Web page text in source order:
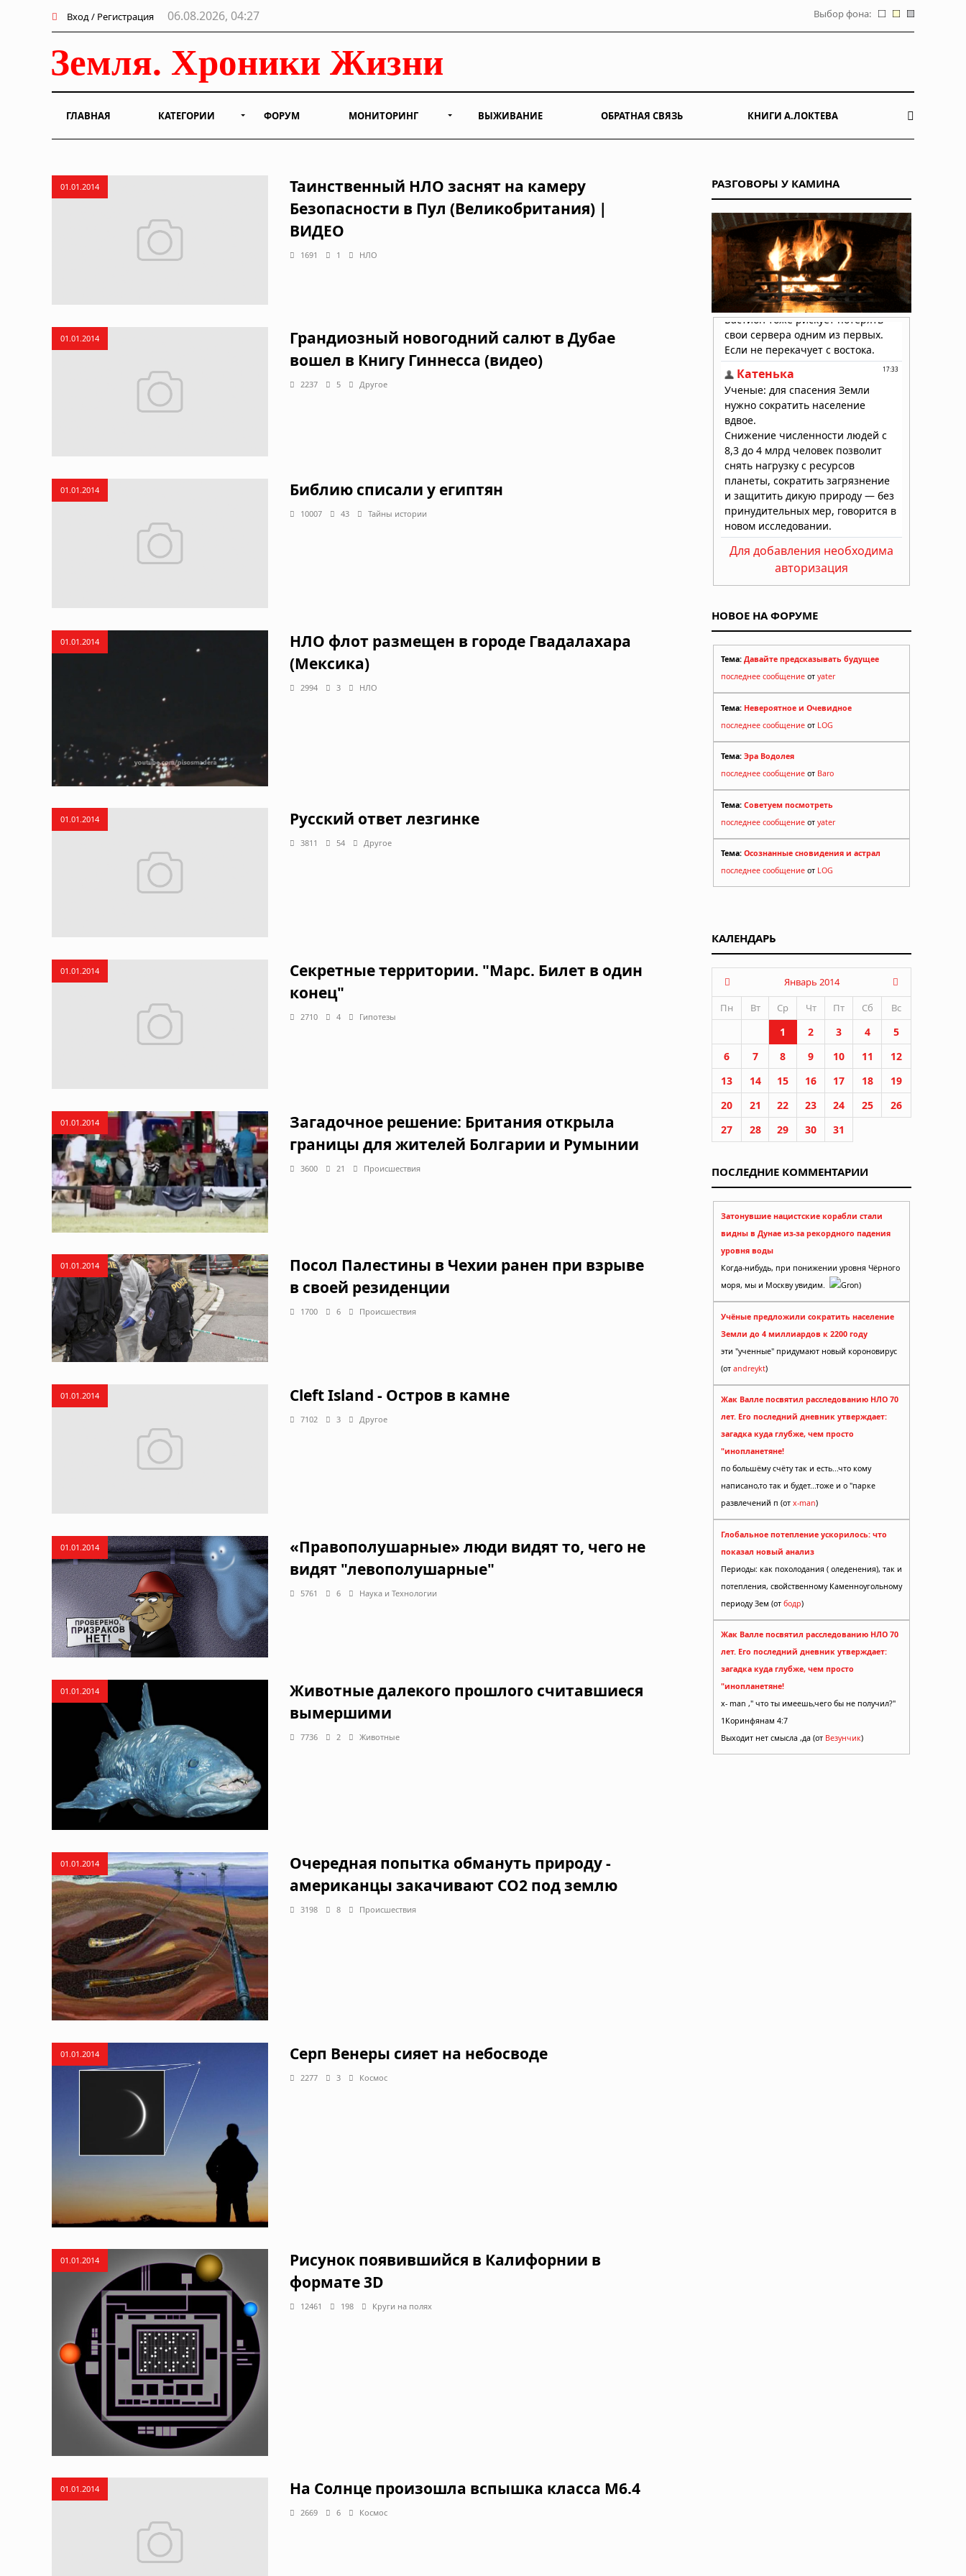
Вход / Регистрация 06.08.2026, 04:27 Выбор фона:
ГЛАВНАЯ КАТЕГОРИИ ФОРУМ МОНИТОРИНГ ВЫЖИВАНИЕ ОБРАТНАЯ СВЯЗЬ КНИГИ А.ЛОКТЕВА
01.01.2014
Таинственный НЛО заснят на камеру
Безопасности в Пул (Великобритания) |
ВИДЕО
1691 1 НЛО
01.01.2014
Грандиозный новогодний салют в Дубае
вошел в Книгу Гиннесса (видео)
2237 5 Другое
01.01.2014 Библию списали у египтян
10007 43 Тайны истории
01.01.2014
НЛО флот размещен в городе Гвадалахара
(Мексика)
2994 3 НЛО
01.01.2014 Русский ответ лезгинке
3811 54 Другое
01.01.2014
Секретные территории. "Марс. Билет в один
конец"
2710 4 Гипотезы
01.01.2014
Загадочное решение: Британия открыла
границы для жителей Болгарии и Румынии
3600 21 Происшествия
01.01.2014
Посол Палестины в Чехии ранен при взрыве
в своей резиденции
1700 6 Происшествия
01.01.2014 Cleft Island - Остров в камне
7102 3 Другое
01.01.2014
«Правополушарные» люди видят то, чего не
видят "левополушарные"
5761 6 Наука и Технологии
01.01.2014
Животные далекого прошлого считавшиеся
вымершими
7736 2 Животные
01.01.2014
Очередная попытка обмануть природу -
американцы закачивают СО2 под землю
3198 8 Происшествия
01.01.2014 Серп Венеры сияет на небосводе
2277 3 Космос
01.01.2014
Рисунок появившийся в Калифорнии в
формате 3D
12461 198 Круги на полях
01.01.2014 На Солнце произошла вспышка класса М6.4
2669 6 Космос
РАЗГОВОРЫ У КАМИНА
Для добавления необходима
авторизация
НОВОЕ НА ФОРУМЕ
Тема: Давайте предсказывать будущее
последнее сообщение от yater
Тема: Невероятное и Очевидное
последнее сообщение от LOG
Тема: Эра Водолея
последнее сообщение от Baro
Тема: Советуем посмотреть
последнее сообщение от yater
Тема: Осознанные сновидения и астрал
последнее сообщение от LOG
КАЛЕНДАРЬ
Январь 2014
Пн
Вт Ср Чт Пт Сб Вс
1 2 3 4
5
6
7 8 9 10 11
12
13
14 15 16 17 18
19
20
21 22 23 24 25
26
27
28 29 30 31
ПОСЛЕДНИЕ КОММЕНТАРИИ
Затонувшие нацистские корабли стали
видны в Дунае из-за рекордного падения
уровня воды
Когда-нибудь, при понижении уровня Чёрного
моря, мы и Москву увидим.
Gron)
Учёные предложили сократить население
Земли до 4 миллиардов к 2200 году
эти "ученные" придумают новый короновирус
(от andreykt)
Жак Валле посвятил расследованию НЛО 70
лет. Его последний дневник утверждает:
загадка куда глубже, чем просто
"инопланетяне!
по большёму счёту так и есть...что кому
написано,то так и будет...тоже и о "парке
развлечений п (от x-man)
Глобальное потепление ускорилось: что
показал новый анализ
Периоды: как похолодания ( оледенения), так и
потепления, свойственному Каменноугольному
периоду Зем (от бодр)
Жак Валле посвятил расследованию НЛО 70
лет. Его последний дневник утверждает:
загадка куда глубже, чем просто
"инопланетяне!
x- man ," что ты имеешь,чего бы не получил?"
1Коринфянам 4:7
Выходит нет смысла ,да (от Везунчик)